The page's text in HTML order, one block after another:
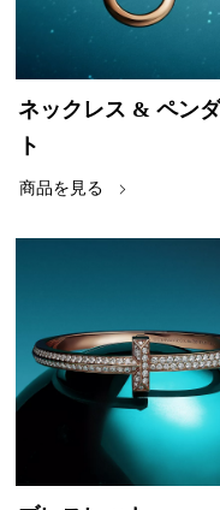
ネックレス & ペン
ト
商品を見る